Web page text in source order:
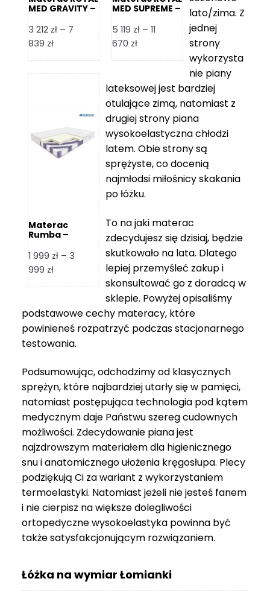
MED GRAVITY –
3 212 zł – 7
839 złZakres
od
839 zł
MED SUPREME –
5 119 zł – 11
670 złZakres
5
119 zł
do
670 zł
Materac
Rumba –
1 999 zł – 3
999 złZakres
1
999 zł
do
lato/zima. Z
jednej
strony
wykorzysta
nie piany
lateksowej jest bardziej
otulające zimą, natomiast z
drugiej strony piana
wysokoelastyczna chłodzi
latem. Obie strony są
sprężyste, co docenią
najmłodsi miłośnicy skakania
po łóżku.
To na jaki materac
zdecydujesz się dzisiaj, będzie
skutkowało na lata. Dlatego
lepiej przemyśleć zakup i
skonsultować go z doradcą w
sklepie. Powyżej opisaliśmy
podstawowe cechy materacy, które
powinieneś rozpatrzyć podczas stacjonarnego
testowania.
Podsumowując, odchodzimy od klasycznych
sprężyn, które najbardziej utarły się w pamięci,
natomiast postępująca technologia pod kątem
medycznym daje Państwu szereg cudownych
możliwości. Zdecydowanie piana jest
najzdrowszym materiałem dla higienicznego
snu i anatomicznego ułożenia kręgosłupa. Plecy
podziękują Ci za wariant z wykorzystaniem
termoelastyki. Natomiast jeżeli nie jesteś fanem
i nie cierpisz na większe dolegliwości
ortopedyczne wysokoelastyka powinna być
także satysfakcjonującym rozwiązaniem.
Łóżka na wymiar Łomianki